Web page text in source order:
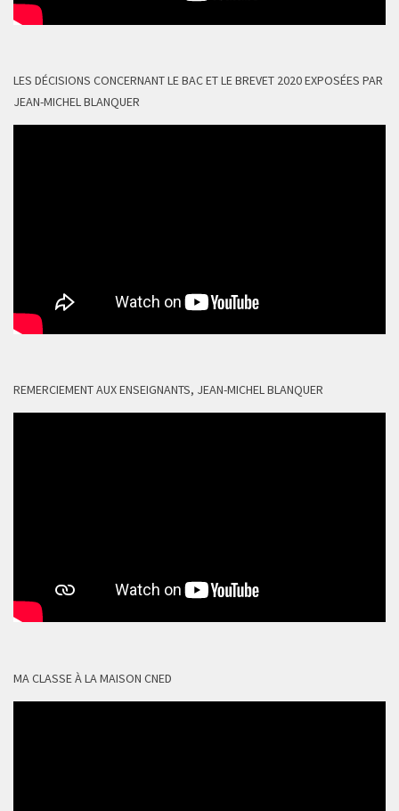
LES DÉCISIONS CONCERNANT LE BAC ET LE BREVET 2020 EXPOSÉES PAR
JEAN-MICHEL BLANQUER
REMERCIEMENT AUX ENSEIGNANTS, JEAN-MICHEL BLANQUER
MA CLASSE À LA MAISON CNED